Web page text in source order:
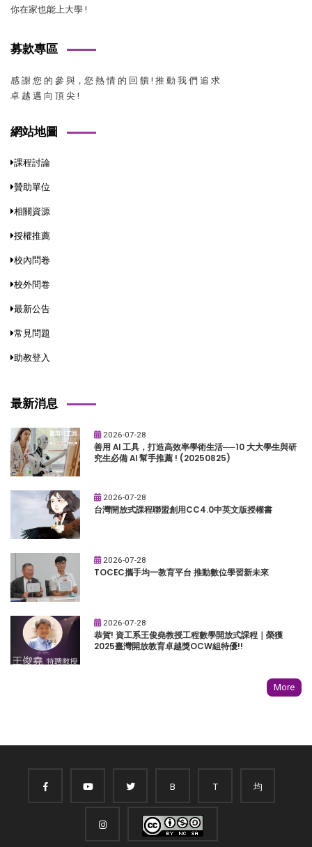
你在家也能上大學 !
募款專區
感 謝 您 的 參 與，您 熱 情 的 回 饋 ! 推 動 我 們 追 求
卓 越 邁 向 頂 尖 !
網站地圖
課程討論
贊助單位
相關資源
授權推薦
校內問卷
校外問卷
最新公告
常見問題
助教登入
最新消息
2026-07-28
善用 AI 工具，打造高效率學術生活──10 大大學生與研
究生必備 AI 幫手推薦 ! (20250825)
2026-07-28
台灣開放式課程聯盟創用CC4.0中英文版授權書
2026-07-28
TOCEC攜手均一教育平台 推動數位學習新未來
2026-07-28
恭賀! 資工系王俊堯教授工程數學開放式課程｜榮獲
2025臺灣開放教育卓越獎OCW組特優!!
More
B T 均